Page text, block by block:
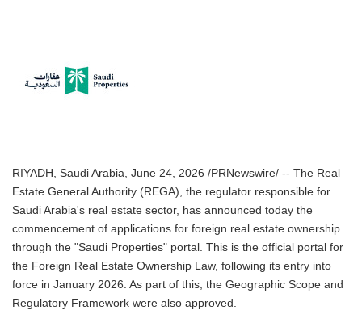
RIYADH, Saudi Arabia, June 24, 2026 /PRNewswire/ -- The Real
Estate General Authority (REGA), the regulator responsible for
Saudi Arabia's real estate sector, has announced today the
commencement of applications for foreign real estate ownership
through the "Saudi Properties" portal. This is the official portal for
the Foreign Real Estate Ownership Law, following its entry into
force in January 2026. As part of this, the Geographic Scope and
Regulatory Framework were also approved.